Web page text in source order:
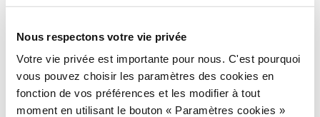
Nous respectons votre vie privée
Votre vie privée est importante pour nous. C'est pourquoi
vous pouvez choisir les paramètres des cookies en
fonction de vos préférences et les modifier à tout
moment en utilisant le bouton « Paramètres cookies »
Casella est situé près deCaprese
Michelangelo. Perché au sommet du mont
Foresto et imprégné d'une atmosphère unique
de silence et de mysticisme, il est le lieu du